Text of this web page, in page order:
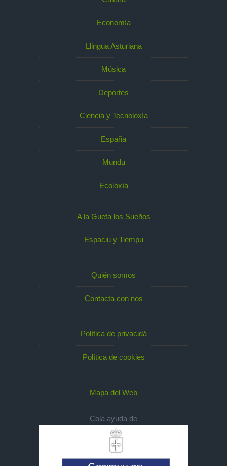
Economía
Llingua Asturiana
Música
Deportes
Ciencia y Tecnoloxía
España
Mundu
Ecoloxía
A la Gueta los Sueños
Espaciu y Tiempu
Quién somos
Contacta con nos
Política de privacidá
Política de cookies
Mapa del Web
Cola ayuda de